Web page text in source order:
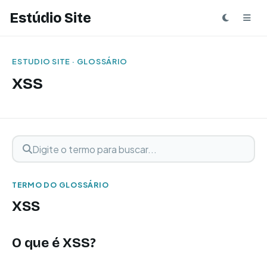
Estúdio Site
ESTUDIO SITE · GLOSSÁRIO
XSS
Buscar termo
Digite o termo para buscar
TERMO DO GLOSSÁRIO
XSS
O que é XSS?